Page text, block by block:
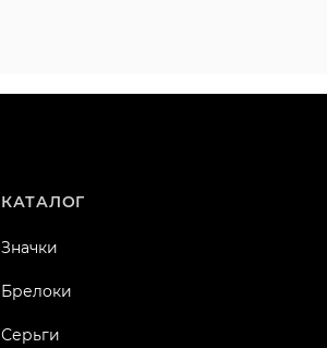
КАТАЛОГ
Значки
Брелоки
Серьги